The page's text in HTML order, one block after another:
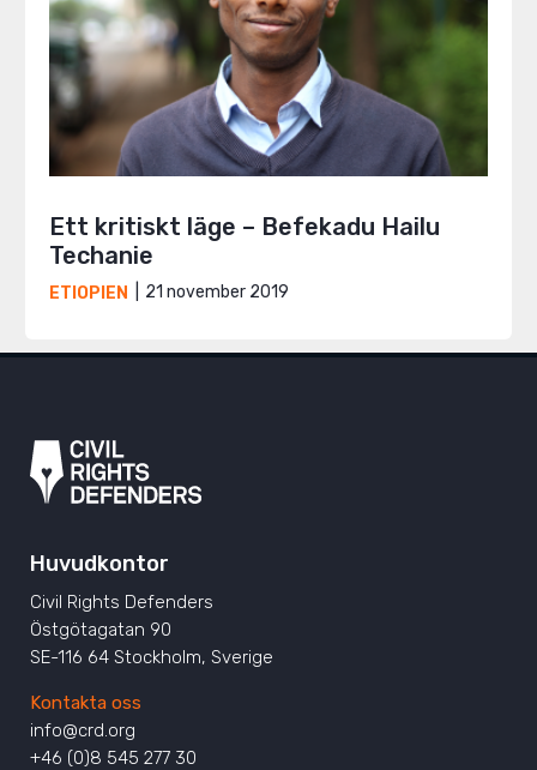
Ett kritiskt läge – Befekadu Hailu
Techanie
ETIOPIEN 21 november 2019
Huvudkontor
Civil Rights Defenders
Östgötagatan 90
SE-116 64 Stockholm, Sverige
Kontakta oss
info@crd.org
+46 (0)8 545 277 30